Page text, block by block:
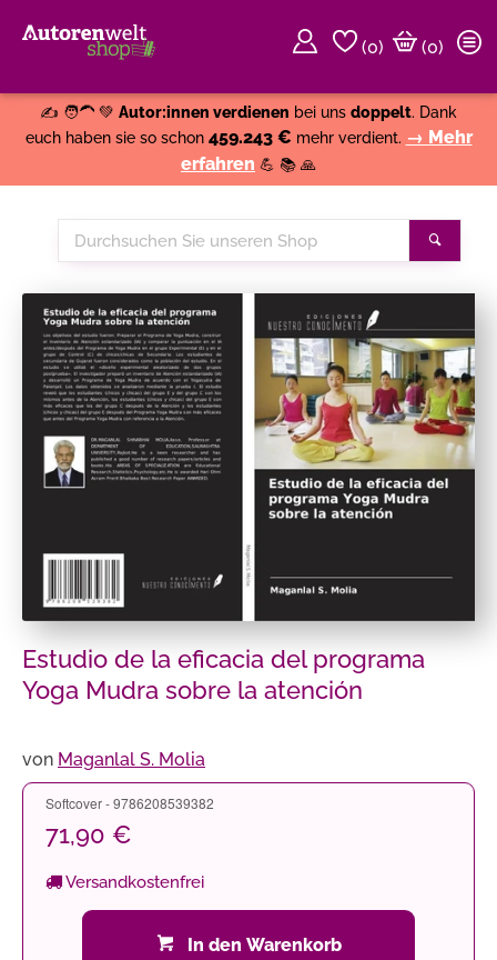
(0)
(0)
✍️ 🧑‍🦱 💚 Autor:innen verdienen bei uns doppelt. Dank
euch haben sie so schon 459.243 € mehr verdient. → Mehr
erfahren 💪 📚 🙏
Durchsuchen
Sie
Shop
Estudio de la eficacia del programa
Yoga Mudra sobre la atención
von Maganlal S. Molia
Softcover - 9786208539382
71,90 €
Versandkostenfrei
In den Warenkorb